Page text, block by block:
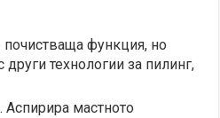
почистваща функция, но
технологии за пилинг,
Аспирира мастното